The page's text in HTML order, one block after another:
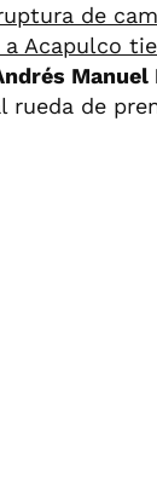
de
Acapulco
Manuel
rueda de